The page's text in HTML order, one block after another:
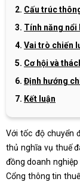
Cấu trúc
Tính năng nổi
Vai trò chiến
Cơ hội và
Định hướng
Kết luận
Với tốc độ chuyển
thủ nghĩa vụ thuế
đồng doanh
Cổng thông tin